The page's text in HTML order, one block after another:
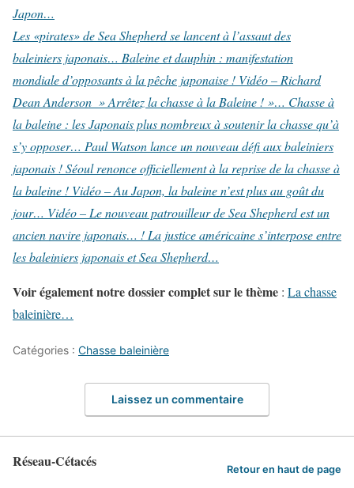
Japon…
Les «pirates» de Sea Shepherd se lancent à l’assaut des
baleiniers japonais… Baleine et dauphin : manifestation
mondiale d’opposants à la pêche japonaise ! Vidéo – Richard
Dean Anderson » Arrêtez la chasse à la Baleine ! »… Chasse à
la baleine : les Japonais plus nombreux à soutenir la chasse qu’à
s’y opposer… Paul Watson lance un nouveau défi aux baleiniers
japonais !Séoul renonce officiellement à la reprise de la chasse à
la baleine ! Vidéo – Au Japon, la baleine n’est plus au goût du
jour… Vidéo – Le nouveau patrouilleur de Sea Shepherd est un
ancien navire japonais… ! La justice américaine s’interpose entre
les baleiniers japonais et Sea Shepherd…
Voir également notre dossier complet sur le thème : La chasse
baleinière…
Catégories : Chasse baleinière
Laissez un commentaire
Réseau-Cétacés Retour en haut de page